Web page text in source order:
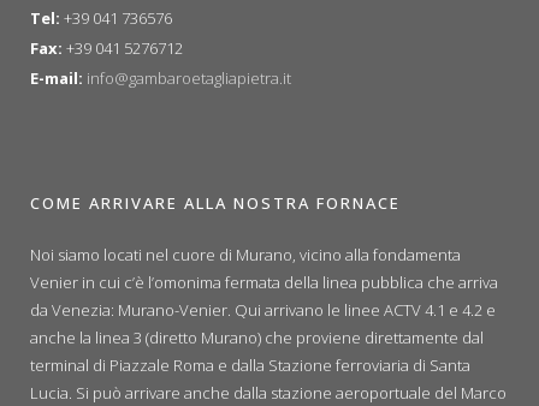
Tel: +39 041 736576
Fax: +39 041 5276712
E-mail: info@gambaroetagliapietra.it
COME ARRIVARE ALLA NOSTRA FORNACE
Noi siamo locati nel cuore di Murano, vicino alla fondamenta
Venier in cui c’è l’omonima fermata della linea pubblica che arriva
da Venezia: Murano-Venier. Qui arrivano le linee ACTV 4.1 e 4.2 e
anche la linea 3 (diretto Murano) che proviene direttamente dal
terminal di Piazzale Roma e dalla Stazione ferroviaria di Santa
Lucia. Si può arrivare anche dalla stazione aeroportuale del Marco